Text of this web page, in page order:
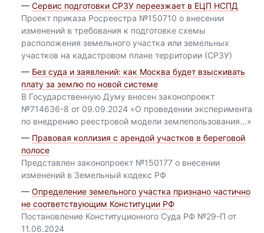
— Сервис подготовки СРЗУ переезжает в ЕЦП НСПД
Проект приказа Росреестра №150710 о внесении
изменений в требования к подготовке схемы
расположения земельного участка или земельных
участков на кадастровом плане территории (СРЗУ)
— Без суда и заявлений: как Москва будет взыскивать
плату за землю по новой системе
В Государственную Думу внесен законопроект
№714636-8 от 09.09.2024 «О проведении эксперимента
по внедрению реестровой модели землепользования…»
— Правовая коллизия с арендой участков в береговой
полосе
Представлен законопроект №150177 о внесении
изменений в Земельный кодекс РФ
— Определение земельного участка признано частично
не соответствующим Конституции РФ
Постановление Конституционного Суда РФ №29-П от
11.06.2024